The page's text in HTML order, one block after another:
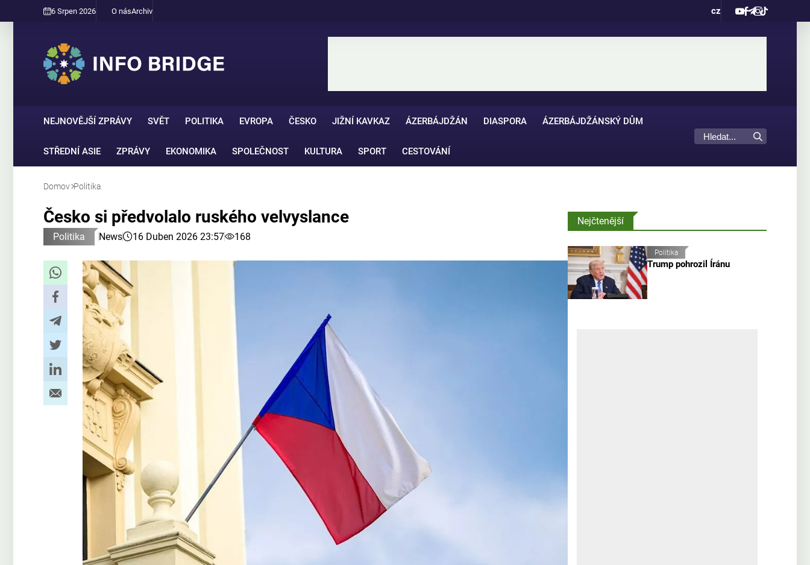
6 Srpen 2026 O násArchiv cz
NEJNOVĚJŠÍ ZPRÁVY SVĚT POLITIKA EVROPA ČESKO JIŽNÍ KAVKAZ ÁZERBÁJDŽÁN DIASPORA ÁZERBÁJDŽÁNSKÝ DŮM
STŘEDNÍ ASIE ZPRÁVY EKONOMIKA SPOLEČNOST KULTURA SPORT CESTOVÁNÍ
Domov Politika
Česko si předvolalo ruského velvyslance
Politika News 16 Duben 2026 23:57 168
Nejčtenější
Politika
Trump pohrozil Íránu